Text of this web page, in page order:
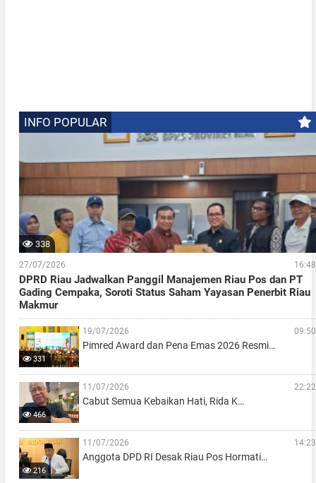
INFO POPULAR
338
27/07/2026 16:48
DPRD Riau Jadwalkan Panggil Manajemen Riau Pos dan PT
Gading Cempaka, Soroti Status Saham Yayasan Penerbit Riau
Makmur
331
19/07/2026 09:50
Pimred Award dan Pena Emas 2026 Resmi…
466
11/07/2026 22:22
Cabut Semua Kebaikan Hati, Rida K…
216
11/07/2026 14:23
Anggota DPD RI Desak Riau Pos Hormati…